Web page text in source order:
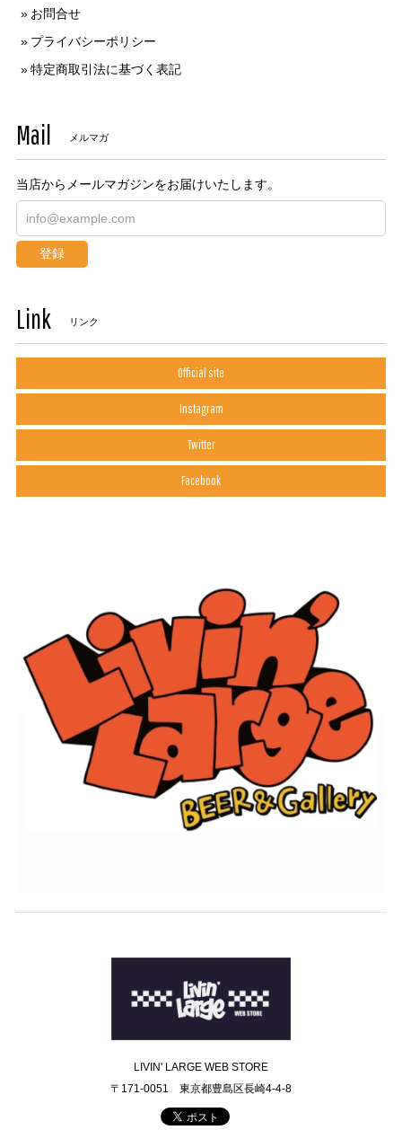
お問合せ
プライバシーポリシー
特定商取引法に基づく表記
Mail メルマガ
当店からメールマガジンをお届けいたします。
登録
Link リンク
Official site
Instagram
Twitter
Facebook
LIVIN' LARGE WEB STORE
〒171-0051 東京都豊島区長崎4-4-8